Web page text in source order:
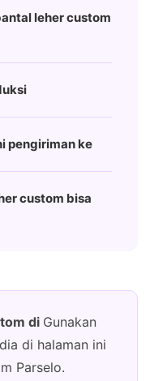
leher custom
pengiriman ke
custom bisa
di Gunakan
di halaman ini
Parselo.